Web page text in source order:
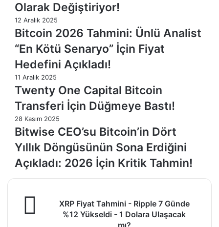
Olarak Değiştiriyor!
12 Aralık 2025
Bitcoin 2026 Tahmini: Ünlü Analist
“En Kötü Senaryo” İçin Fiyat
Hedefini Açıkladı!
11 Aralık 2025
Twenty One Capital Bitcoin
Transferi İçin Düğmeye Bastı!
28 Kasım 2025
Bitwise CEO’su Bitcoin’in Dört
Yıllık Döngüsünün Sona Erdiğini
Açıkladı: 2026 İçin Kritik Tahmin!
Fiyat
Tahmini
XRP Fiyat Tahmini - Ripple 7 Günde
%12 Yükseldi - 1 Dolara Ulaşacak